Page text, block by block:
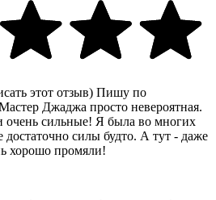
этот отзыв) Пишу по
Джаджа просто невероятная.
очень сильные! Я была во многих
силы будто. А тут - даже
хорошо промяли!